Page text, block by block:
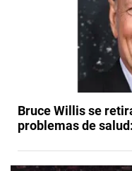
Bruce Willis se
problemas de